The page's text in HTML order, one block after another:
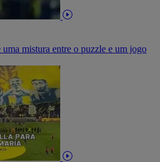
mistura entre o puzzle e um jogo